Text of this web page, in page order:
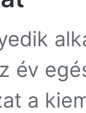
év
a